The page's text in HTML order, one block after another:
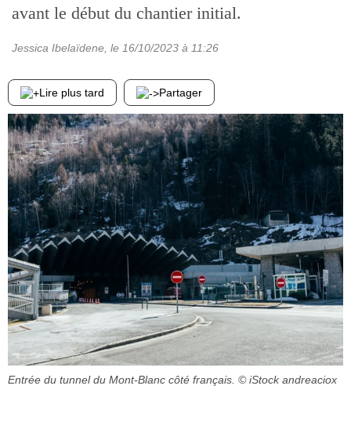
avant le début du chantier initial.
Jessica Ibelaïdene , le 16/10/2023 à 11:26
Lire plus tard Partager
Entrée du tunnel du Mont-Blanc côté français. © iStock andreaciox